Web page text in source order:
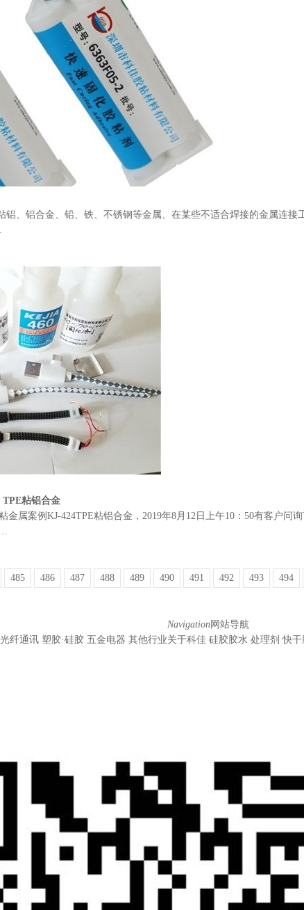
铝、铝合金、铅、铁、不锈钢等金属、在某些不适合焊接的金属连接
粘铝合金
属案例KJ-424TPE粘铝合金，2019年8月12日上午10：50有客户问
485 486 487 488 489 490 491 492 493 494
光纤通讯 塑胶·硅胶 五金电器 其他行业
Navigation网站导航
关于科佳 硅胶胶水 处理剂 快干